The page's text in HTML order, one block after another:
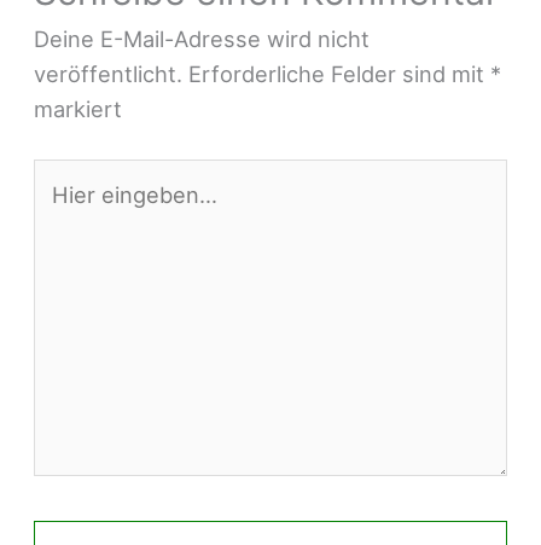
Deine E-Mail-Adresse wird nicht
veröffentlicht. Erforderliche Felder sind mit *
markiert
eingeben…